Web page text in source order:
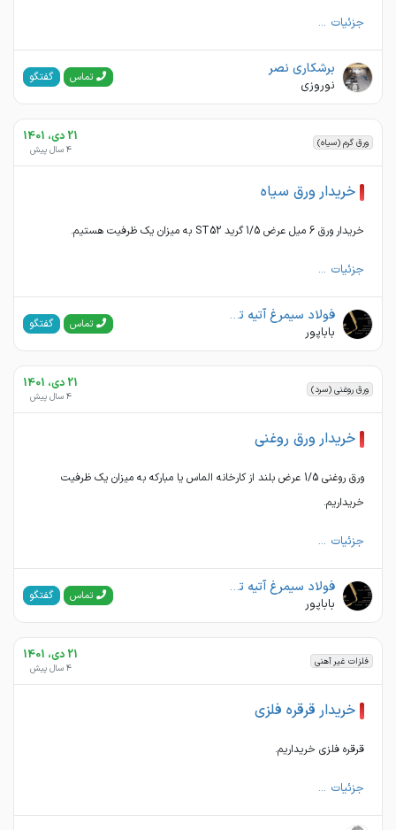
جزئیات ...
برشکاری نصر
نوروزی تماس گفتگو
ورق گرم (سیاه) 21 دی، 1401
4 سال پیش
خریدار ورق سیاه
خریدار ورق 6 میل عرض 1/5 گرید ST52 به میزان یک ظرفیت هستیم.
جزئیات ...
فولاد سیمرغ آتیه تبریز
باباپور
تماس گفتگو
ورق روغنی (سرد) 21 دی، 1401
4 سال پیش
خریدار ورق روغنی
ورق روغنی 1/5 عرض بلند از کارخانه الماس یا مبارکه به میزان یک ظرفیت
خریداریم.
جزئیات ...
فولاد سیمرغ آتیه تبریز
باباپور
تماس گفتگو
فلزات غیر آهنی 21 دی، 1401
4 سال پیش
خریدار قرقره فلزی
قرقره فلزی خریداریم.
جزئیات ...